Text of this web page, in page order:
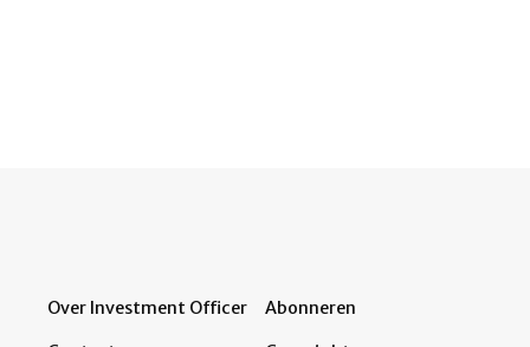
Over Investment Officer Abonneren